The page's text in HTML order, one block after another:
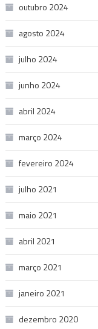
outubro 2024
agosto 2024
julho 2024
junho 2024
abril 2024
março 2024
fevereiro 2024
julho 2021
maio 2021
abril 2021
março 2021
janeiro 2021
dezembro 2020